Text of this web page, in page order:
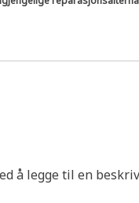
å legge til en